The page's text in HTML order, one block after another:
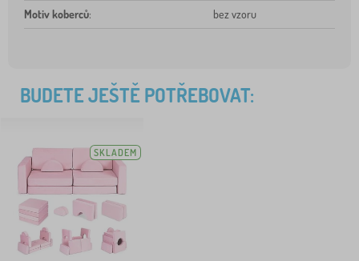
Motiv koberců: bez vzoru
BUDETE JEŠTĚ POTŘEBOVAT:
SKLADEM